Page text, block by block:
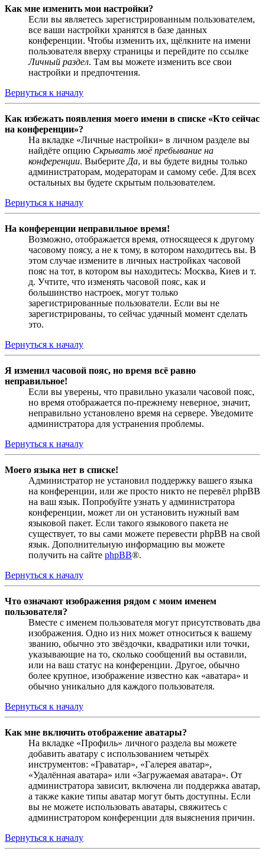
Как мне изменить мои настройки?
Если вы являетесь зарегистрированным пользователем,
все ваши настройки хранятся в базе данных
конференции. Чтобы изменить их, щёлкните на имени
пользователя вверху страницы и перейдите по ссылке
Личный раздел. Там вы можете изменить все свои
настройки и предпочтения.
Вернуться к началу
Как избежать появления моего имени в списке «Кто сейчас
на конференции»?
На вкладке «Личные настройки» в личном разделе вы
найдёте опцию Скрывать моё пребывание на
конференции. ВыберитеДа, и вы будете видны только
администраторам, модераторам и самому себе. Для всех
остальных вы будете скрытым пользователем.
Вернуться к началу
На конференции неправильное время!
Возможно, отображается время, относящееся к другому
часовому поясу, а не к тому, в котором находитесь вы. В
этом случае измените в личных настройках часовой
пояс на тот, в котором вы находитесь: Москва, Киев и т.
д. Учтите, что изменять часовой пояс, как и
большинство настроек, могут только
зарегистрированные пользователи. Если вы не
зарегистрированы, то сейчас удачный момент сделать
это.
Вернуться к началу
Я изменил часовой пояс, но время всё равно
неправильное!
Если вы уверены, что правильно указали часовой пояс,
но время отображается по-прежнему неверное, значит,
неправильно установлено время на сервере. Уведомите
администратора для устранения проблемы.
Вернуться к началу
Моего языка нет в списке!
Администратор не установил поддержку вашего языка
на конференции, или же просто никто не перевёл phpBB
на ваш язык. Попробуйте узнать у администратора
конференции, может ли он установить нужный вам
языковой пакет. Если такого языкового пакета не
существует, то вы сами можете перевести phpBB на свой
язык. Дополнительную информацию вы можете
получить на сайте phpBB®.
Вернуться к началу
Что означают изображения рядом с моим именем
пользователя?
Вместе с именем пользователя могут присутствовать два
изображения. Одно из них может относиться к вашему
званию, обычно это звёздочки, квадратики или точки,
указывающие на то, сколько сообщений вы оставили,
или на ваш статус на конференции. Другое, обычно
более крупное, изображение известно как «аватара» и
обычно уникально для каждого пользователя.
Вернуться к началу
Как мне включить отображение аватары?
На вкладке «Профиль» личного раздела вы можете
добавить аватару с использованием четырёх
инструментов: «Граватар», «Галерея аватар»,
«Удалённая аватара» или «Загружаемая аватара». От
администратора зависит, включена ли поддержка аватар,
а также какие типы аватар могут быть доступны. Если
вы не можете использовать аватары, свяжитесь с
администратором конференции для выяснения причин.
Вернуться к началу